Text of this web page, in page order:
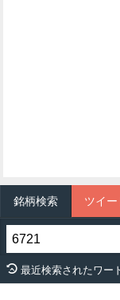
銘柄検索 ツイー
最近検索されたワー